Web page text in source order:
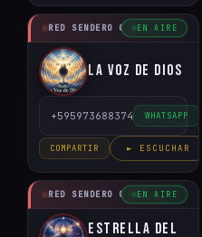
RED SENDERO CRISTIANO
EN AIRE
La voz de Dios
+595973688374 WHATSAPP
COMPARTIR ► ESCUCHAR
RED SENDERO CRISTIANO
EN AIRE
Estrella del